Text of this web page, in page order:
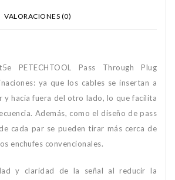
VALORACIONES (0)
PETECHTOOL Pass Through Plug
ya que los cables se insertan a
y hacia fuera del otro lado, lo que facilita
Además, como el diseño de pass
cada par se pueden tirar más cerca de
enchufes convencionales.
y claridad de la señal al reducir la